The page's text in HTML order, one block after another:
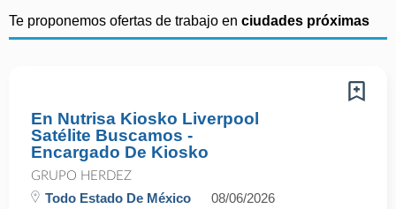
Te proponemos ofertas de trabajo en ciudades próximas
En Nutrisa Kiosko Liverpool
Satélite Buscamos -
Encargado De Kiosko
GRUPO HERDEZ
Todo Estado De México 08/06/2026